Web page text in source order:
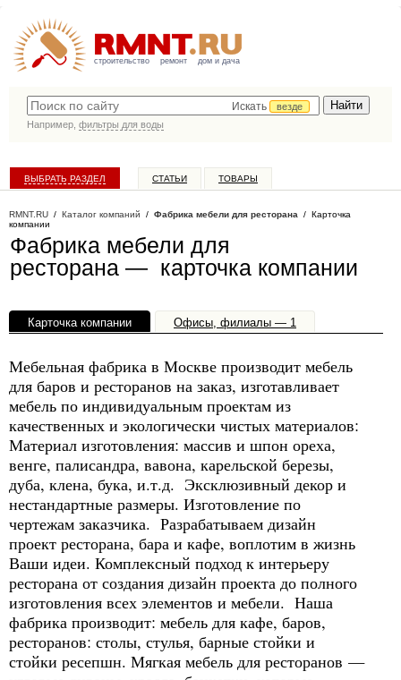
строительство ремонт дом и дача
Искать
везде
Например, фильтры для воды
ВЫБРАТЬ РАЗДЕЛ СТАТЬИ ТОВАРЫ
RMNT.RU / Каталог компаний / Фабрика мебели для ресторана / Карточка
компании
Фабрика мебели для
ресторана — карточка компании
Карточка компании Офисы, филиалы — 1
Мебельная фабрика в Москве производит мебель
для баров и ресторанов на заказ, изготавливает
мебель по индивидуальным проектам из
качественных и экологически чистых материалов:
Материал изготовления: массив и шпон ореха,
венге, палисандра, вавона, карельской березы,
дуба, клена, бука, и.т.д. Эксклюзивный декор и
нестандартные размеры. Изготовление по
чертежам заказчика. Разрабатываем дизайн
проект ресторана, бара и кафе, воплотим в жизнь
Ваши идеи. Комплексный подход к интерьеру
ресторана от создания дизайн проекта до полного
изготовления всех элементов и мебели. Наша
фабрика производит: мебель для кафе, баров,
ресторанов: столы, стулья, барные стойки и
стойки ресепшн. Мягкая мебель для ресторанов —